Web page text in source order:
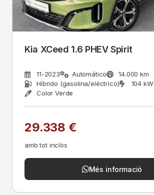
Kia XCeed 1.6 PHEV Spirit
11-2023 Automático
14.000 km
Híbrido (gasolina/eléctrico)
104 kW
Color Verde
29.338 €
amb tot inclòs
Més informació